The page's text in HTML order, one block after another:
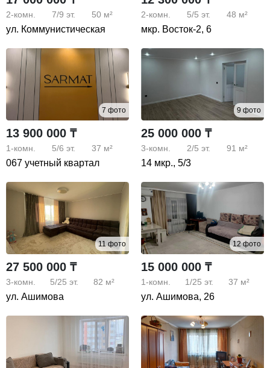
2-комн. 7/9 эт. 50 м²
ул. Коммунистическая
2-комн. 5/5 эт. 48 м²
мкр. Восток-2, 6
7 фото
13 900 000 ₸
1-комн. 5/6 эт. 37 м²
067 учетный квартал
9 фото
25 000 000 ₸
3-комн. 2/5 эт. 91 м²
14 мкр., 5/3
11 фото
27 500 000 ₸
3-комн. 5/25 эт. 82 м²
ул. Ашимова
12 фото
15 000 000 ₸
1-комн. 1/25 эт. 37 м²
ул. Ашимова, 26